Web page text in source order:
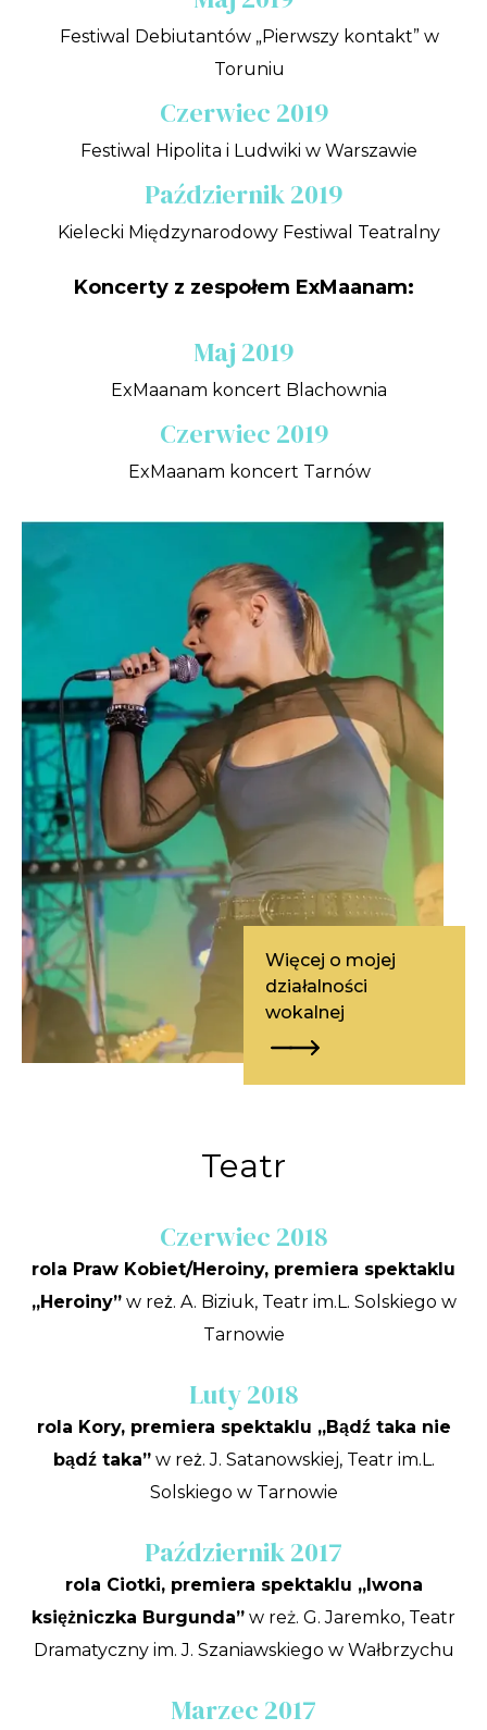
Więcej o mojej
działalności
wokalnej
Festiwal Debiutantów „Pierwszy kontakt” w
Toruniu
Czerwiec 2019
Festiwal Hipolita i Ludwiki w Warszawie
Październik 2019
Kielecki Międzynarodowy Festiwal Teatralny
Koncerty z zespołem ExMaanam:
Maj 2019
ExMaanam koncert Blachownia
Czerwiec 2019
ExMaanam koncert Tarnów
Teatr
Czerwiec 2018
rola Praw Kobiet/Heroiny, premiera spektaklu
„Heroiny”w reż. A. Biziuk, Teatr im.L. Solskiego w
Tarnowie
Luty 2018
rola Kory, premiera spektaklu „Bądź taka nie
bądź taka”w reż. J. Satanowskiej, Teatr im.L.
Solskiego w Tarnowie
Październik 2017
rola Ciotki, premiera spektaklu „Iwona
księżniczka Burgunda” w reż. G. Jaremko, Teatr
Dramatyczny im. J. Szaniawskiego w Wałbrzychu
Marzec 2017